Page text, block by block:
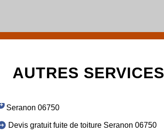
AUTRES SERVICES
Seranon 06750
Devis gratuit fuite de toiture Seranon 06750